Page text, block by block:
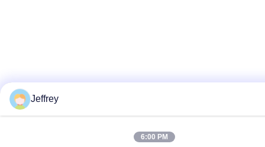
Jeffrey
6:00 PM